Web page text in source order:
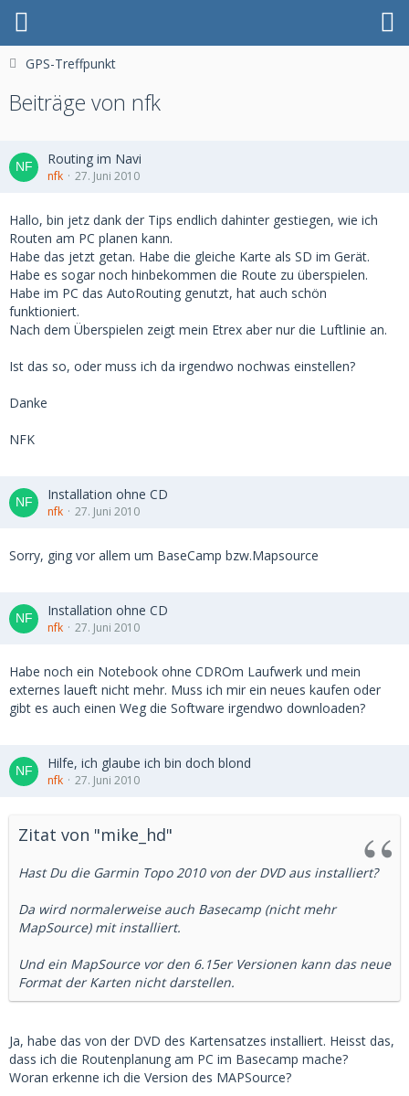
GPS-Treffpunkt
Beiträge von nfk
Routing im Navi
nfk 27. Juni 2010
Hallo, bin jetz dank der Tips endlich dahinter gestiegen, wie ich
Routen am PC planen kann.
Habe das jetzt getan. Habe die gleiche Karte als SD im Gerät.
Habe es sogar noch hinbekommen die Route zu überspielen.
Habe im PC das AutoRouting genutzt, hat auch schön
funktioniert.
Nach dem Überspielen zeigt mein Etrex aber nur die Luftlinie an.
Ist das so, oder muss ich da irgendwo nochwas einstellen?
Danke
NFK
Installation ohne CD
nfk 27. Juni 2010
Sorry, ging vor allem um BaseCamp bzw.Mapsource
Installation ohne CD
nfk 27. Juni 2010
Habe noch ein Notebook ohne CDROm Laufwerk und mein
externes laueft nicht mehr. Muss ich mir ein neues kaufen oder
gibt es auch einen Weg die Software irgendwo downloaden?
Hilfe, ich glaube ich bin doch blond
nfk 27. Juni 2010
Zitat von "mike_hd"
Hast Du die Garmin Topo 2010 von der DVD aus installiert?
Da wird normalerweise auch Basecamp (nicht mehr
MapSource) mit installiert.
Und ein MapSource vor den 6.15er Versionen kann das neue
Format der Karten nicht darstellen.
Ja, habe das von der DVD des Kartensatzes installiert. Heisst das,
dass ich die Routenplanung am PC im Basecamp mache?
Woran erkenne ich die Version des MAPSource?